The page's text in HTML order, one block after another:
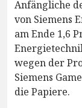
Anfängliche
von Siemens
am Ende 1,6
wegen der
Siemens
die Papiere.